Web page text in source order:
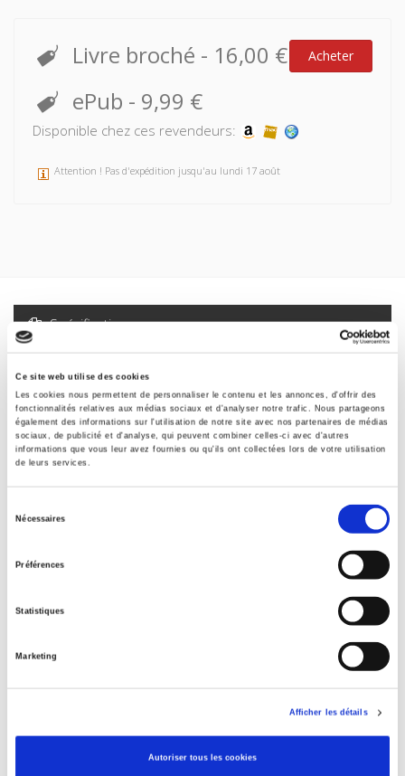
Ce site web utilise des cookies
Les cookies nous permettent de personnaliser le contenu et les annonces, d'offrir des
fonctionnalités relatives aux médias sociaux et d'analyser notre trafic. Nous partageons
également des informations sur l'utilisation de notre site avec nos partenaires de médias
sociaux, de publicité et d'analyse, qui peuvent combiner celles-ci avec d'autres
informations que vous leur avez fournies ou qu'ils ont collectées lors de votre utilisation
de leurs services.
Nécessaires
Préférences
Statistiques
Marketing
Afficher les détails
Autoriser tous les cookies
Livre broché - 16,00 € Acheter
ePub - 9,99 €
Disponible chez ces revendeurs:
Attention ! Pas d'expédition jusqu'au lundi 17 août
Spécifications
Sommaire
Spécifications
Éditeur
Auteur
Collection
Langue
française